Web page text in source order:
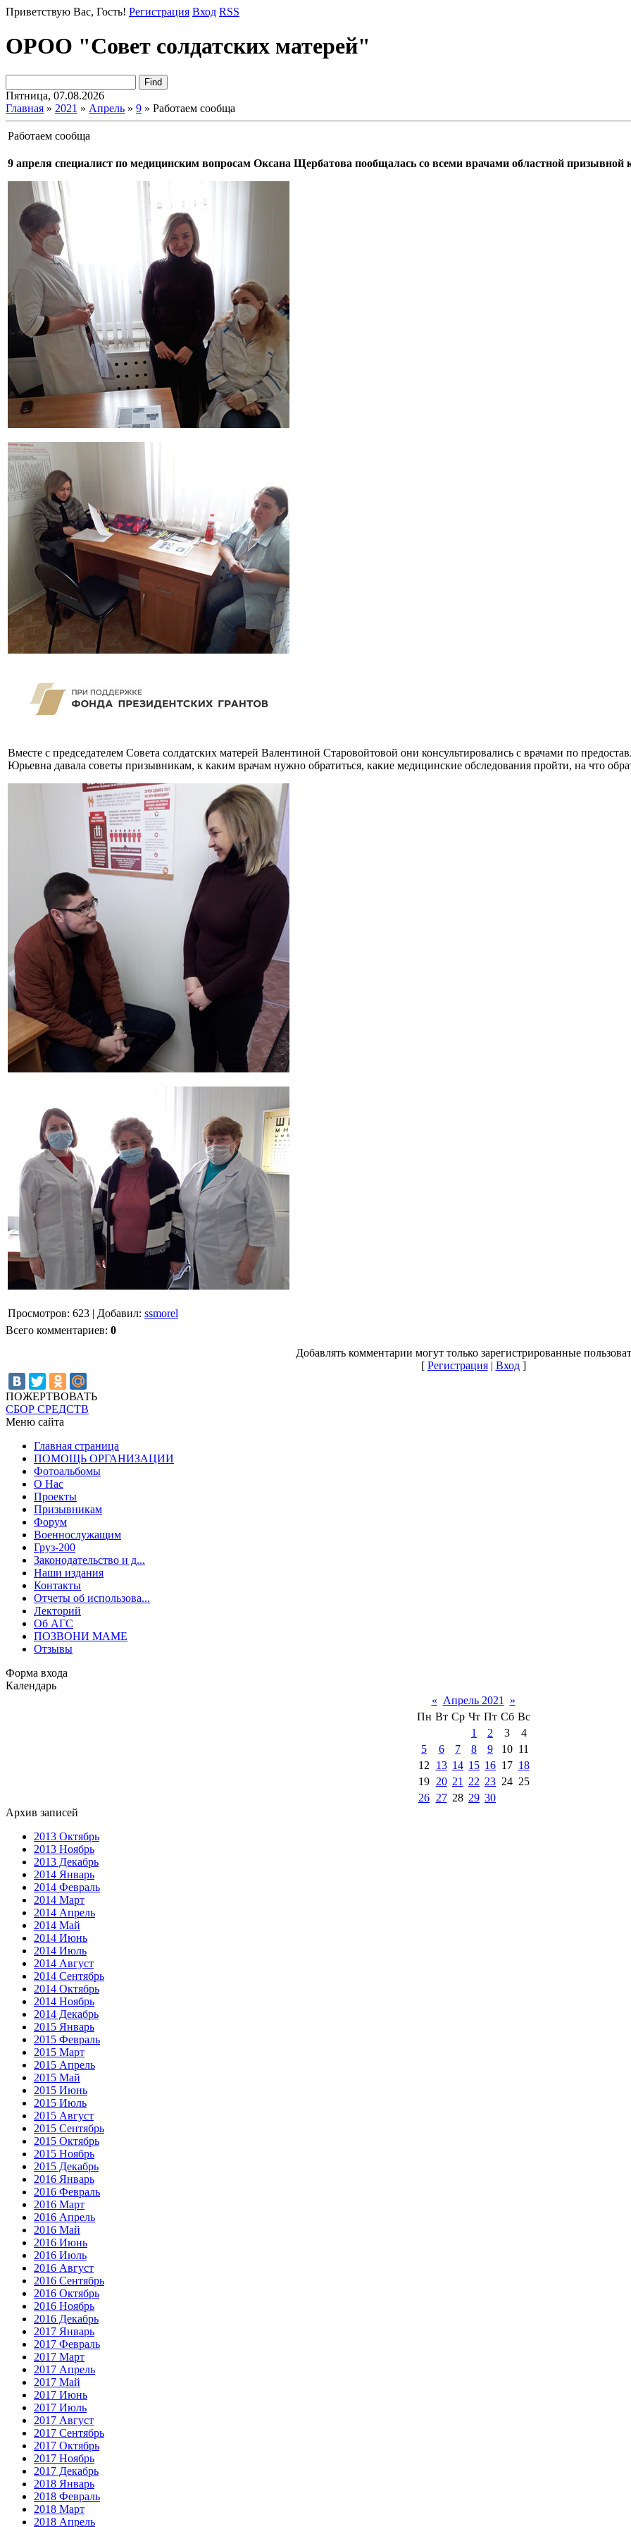
Приветствую Вас, Гость! Регистрация Вход RSS
ОРОО "Совет солдатских матерей"
Пятница, 07.08.2026
Главная » 2021 » Апрель » 9 » Работаем сообща
Работаем сообща
9 апреля специалист по медицинским вопросам Оксана Щербатова пообщалась со всеми врачами областной призывной
Вместе с председателем Совета солдатских матерей Валентиной Старовойтовой они консультировались с врачами по
Юрьевна давала советы призывникам, к каким врачам нужно обратиться, какие медицинские обследования пройти, на что
Просмотров: 623 | Добавил: ssmorel
Всего комментариев: 0
Добавлять комментарии могут только зарегистрированные
[ Регистрация| Вход]
ПОЖЕРТВОВАТЬ
СБОР СРЕДСТВ
Меню сайта
Главная страница
ПОМОЩЬ ОРГАНИЗАЦИИ
Фотоальбомы
О Нас
Проекты
Призывникам
Форум
Военнослужащим
Груз-200
Законодательство и д...
Наши издания
Контакты
Отчеты об использова...
Лекторий
Об АГС
ПОЗВОНИ МАМЕ
Отзывы
Форма входа
Календарь
« Апрель 2021
»
Пн Вт Ср Чт Пт Сб Вс
1
2 3
4
5
6 7 8 9 10 11
12
13 14 15 16 17 18
19 20 21 22 23 24 25
26 27 28 29 30
Архив записей
2013 Октябрь
2013 Ноябрь
2013 Декабрь
2014 Январь
2014 Февраль
2014 Март
2014 Апрель
2014 Май
2014 Июнь
2014 Июль
2014 Август
2014 Сентябрь
2014 Октябрь
2014 Ноябрь
2014 Декабрь
2015 Январь
2015 Февраль
2015 Март
2015 Апрель
2015 Май
2015 Июнь
2015 Июль
2015 Август
2015 Сентябрь
2015 Октябрь
2015 Ноябрь
2015 Декабрь
2016 Январь
2016 Февраль
2016 Март
2016 Апрель
2016 Май
2016 Июнь
2016 Июль
2016 Август
2016 Сентябрь
2016 Октябрь
2016 Ноябрь
2016 Декабрь
2017 Январь
2017 Февраль
2017 Март
2017 Апрель
2017 Май
2017 Июнь
2017 Июль
2017 Август
2017 Сентябрь
2017 Октябрь
2017 Ноябрь
2017 Декабрь
2018 Январь
2018 Февраль
2018 Март
2018 Апрель